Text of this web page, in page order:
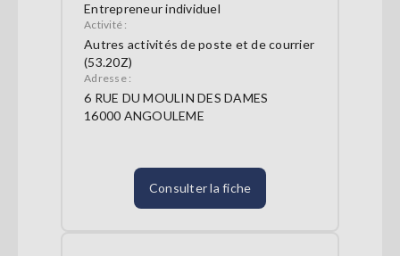
Entrepreneur individuel
Activité :
Autres activités de poste et de courrier
(53.20Z)
Adresse :
6 RUE DU MOULIN DES DAMES
16000 ANGOULEME
Consulter la fiche